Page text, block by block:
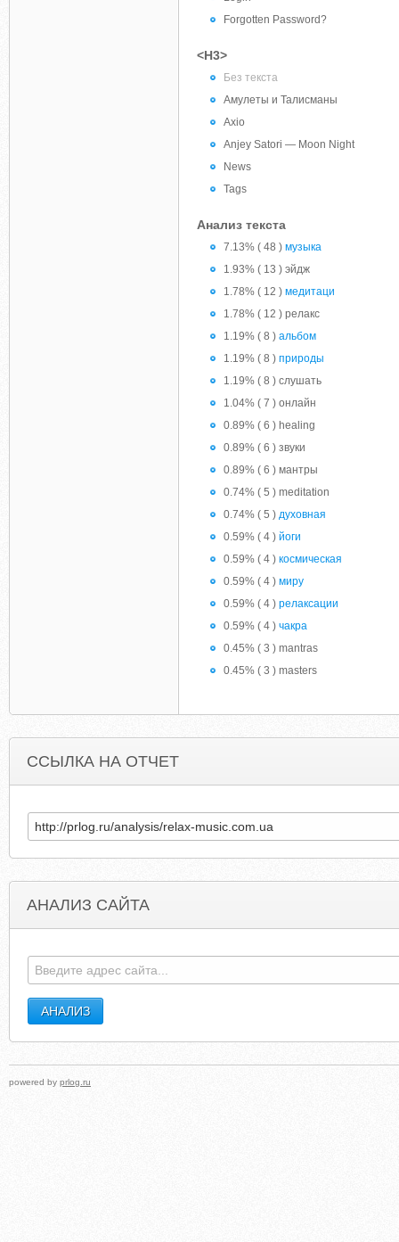
Forgotten Password?
<H3>
Без текста
Амулеты и Талисманы
Axio
Anjey Satori — Moon Night
News
Tags
Анализ текста
7.13% ( 48 ) музыка
1.93% ( 13 ) эйдж
1.78% ( 12 ) медитаци
1.78% ( 12 ) релакс
1.19% ( 8 ) альбом
1.19% ( 8 ) природы
1.19% ( 8 ) слушать
1.04% ( 7 ) онлайн
0.89% ( 6 ) healing
0.89% ( 6 ) звуки
0.89% ( 6 ) мантры
0.74% ( 5 ) meditation
0.74% ( 5 ) духовная
0.59% ( 4 ) йоги
0.59% ( 4 ) космическая
0.59% ( 4 ) миру
0.59% ( 4 ) релаксации
0.59% ( 4 ) чакра
0.45% ( 3 ) mantras
0.45% ( 3 ) masters
ССЫЛКА НА ОТЧЕТ
АНАЛИЗ САЙТА
powered by prlog.ru